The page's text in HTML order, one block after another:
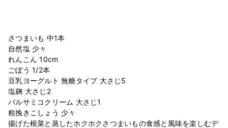
さつまいも 中1本
自然塩 少々
れんこん 10cm
ごぼう 1/2本
豆乳ヨーグルト 無糖タイプ 大さじ5
塩麹 大さじ2
バルサミコクリーム 大さじ1
粗挽きこしょう 少々
揚げた根菜と蒸したホクホクさつまいもの食感と風味を楽しむデ